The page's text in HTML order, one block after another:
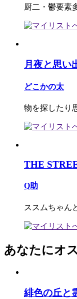
厨二・鬱要素
月夜と思い
どこかの太
物を探したり
THE
Q助
ススムちゃん
あなたにオ
緋色の丘と